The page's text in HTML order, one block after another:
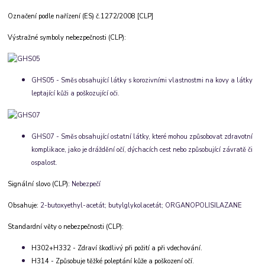
Označení podle nařízení (ES) č.1272/2008 [CLP]
Výstražné symboly nebezpečnosti (CLP):
GHS05 - Směs obsahující látky s korozivními vlastnostmi na kovy a látky
leptající kůži a poškozující oči.
GHS07 - Směs obsahující ostatní látky, které mohou způsobovat zdravotní
komplikace, jako je dráždění očí, dýchacích cest nebo způsobující závratě či
ospalost.
Signální slovo (CLP): Nebezpečí
Obsahuje: 2-butoxyethyl-acetát; butylglykolacetát; ORGANOPOLISILAZANE
Standardní věty o nebezpečnosti (CLP):
H302+H332 - Zdraví škodlivý při požití a při vdechování.
H314 - Způsobuje těžké poleptání kůže a poškození očí.